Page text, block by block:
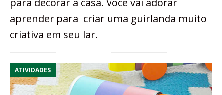
aprender para criar uma guirlanda muito
criativa em seu lar.
ATIVIDADES